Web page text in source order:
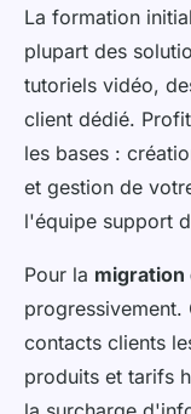
La formation
plupart des
tutoriels vidéo,
client dédié.
les bases :
et gestion de
l'équipe support
Pour la migration
contacts clients
produits et tarifs